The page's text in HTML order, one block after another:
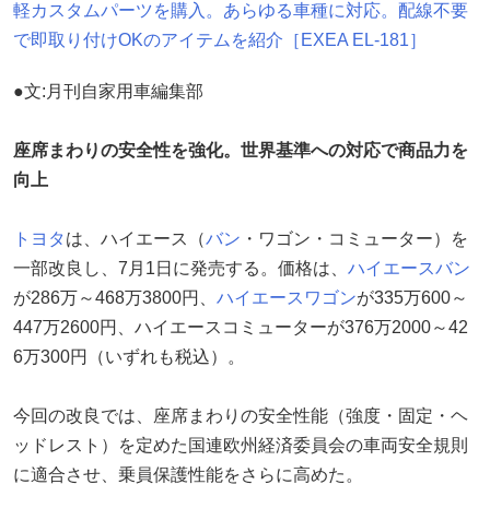
軽カスタムパーツを購入。あらゆる車種に対応。配線不要
で即取り付けOKのアイテムを紹介［EXEA EL-181］
●文:月刊自家用車編集部
座席まわりの安全性を強化。世界基準への対応で商品力を
向上
トヨタ は、ハイエース（バン ・ワゴン・コミューター）を
一部改良し、7月1日に発売する。価格は、 ハイエースバン
が286万～468万3800円、 ハイエースワゴンが335万600～
447万2600円、ハイエースコミューターが376万2000～42
6万300円（いずれも税込）。
今回の改良では、座席まわりの安全性能（強度・固定・ヘ
ッドレスト）を定めた国連欧州経済委員会の車両安全規則
に適合させ、乗員保護性能をさらに高めた。